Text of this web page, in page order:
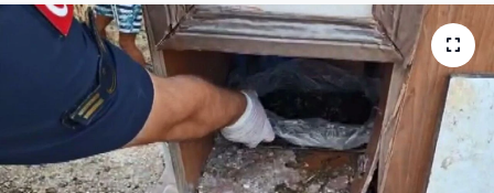
Haberde insan
Tanıtım